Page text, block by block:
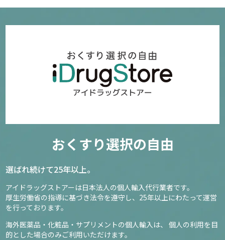
おくすり選択の自由
選ばれ続けて25年以上。
アイドラッグストアーは日本法人の個人輸入代行業者です。
厚生労働省の指導に基づき法令を遵守し、 25年以上にわたって運営
を行っております。
海外医薬品・化粧品・サプリメントの個人輸入は、
個人の利用を目
的とした場合のみご利用いただけます。